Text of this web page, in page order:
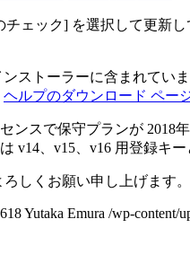
ェック] を選択して更新
ストーラーに含まれてい
ヘルプのダウンロード ペー
スで保守プランが 2018
v14、v15、v16 用登録キー
しくお願い申し上げます。
618Yutaka Emura /wp-content/